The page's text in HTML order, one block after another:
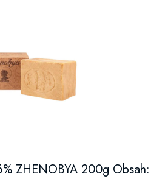
ZHENOBYA 200g Obsah: